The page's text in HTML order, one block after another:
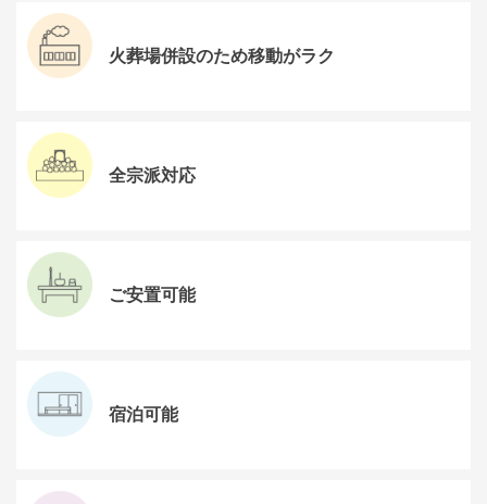
火葬場併設のため移動がラク
全宗派対応
ご安置可能
宿泊可能